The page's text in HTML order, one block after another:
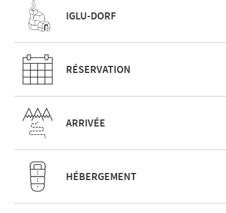
IGLU-DORF
RÉSERVATION
ARRIVÉE
HÉBERGEMENT